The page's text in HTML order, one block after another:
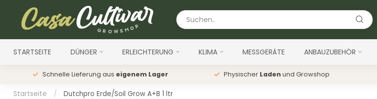
STARTSEITE DÜNGER ERLEICHTERUNG KLIMA MESSGERÄTE ANBAUZUBEHÖR
Schnelle Lieferung aus eigenem Lager Physischer Ladenund Growshop
Startseite / Dutchpro Erde/Soil Grow A+B 1 ltr